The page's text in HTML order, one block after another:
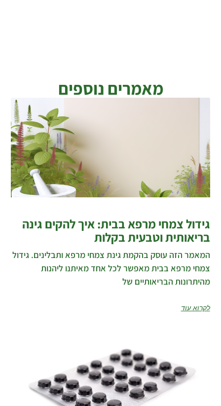
מאמרים נוספים
גידול צמחי מרפא בבית: איך להקים גינה
בריאותית וטבעית בקלות
המאמר הזה עוסק בהקמת גינת צמחי מרפא ותבלינים. גידול
צמחי מרפא בבית מאפשר לכל אחד מאיתנו ליהנות
מהיתרונות הבריאותיים של
לקרוא עוד